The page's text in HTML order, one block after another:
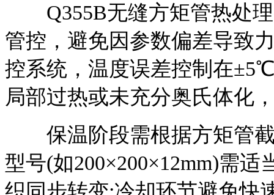
Q355B无缝方矩管热处理
管控，避免因参数偏差导致
控系统，温度误差控制在
局部过热或未充分奥氏体化
保温阶段需根据方矩管截
型号(如200×200×12mm)需